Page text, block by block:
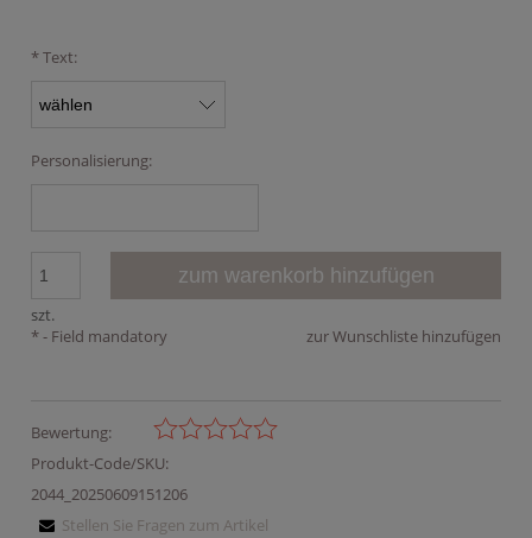
*Text:
Personalisierung:
szt.
zum warenkorb hinzufügen
zur Wunschliste hinzufügen
*- Field mandatory
Bewertung:
Produkt-Code/SKU:
2044_20250609151206
Stellen Sie Fragen zum Artikel